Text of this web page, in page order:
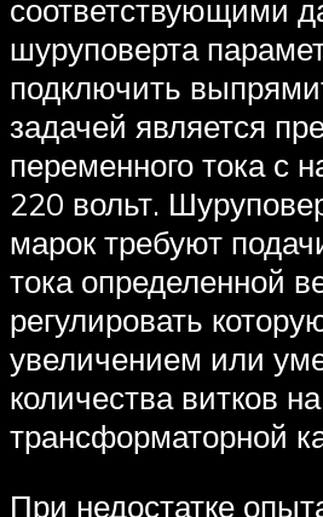
соответствующими
шуруповерта
подключить
задачей является
переменного тока с
220 вольт.
марок требуют
тока определенной
регулировать
увеличением или
количества витков на
трансформаторной
При недостатке